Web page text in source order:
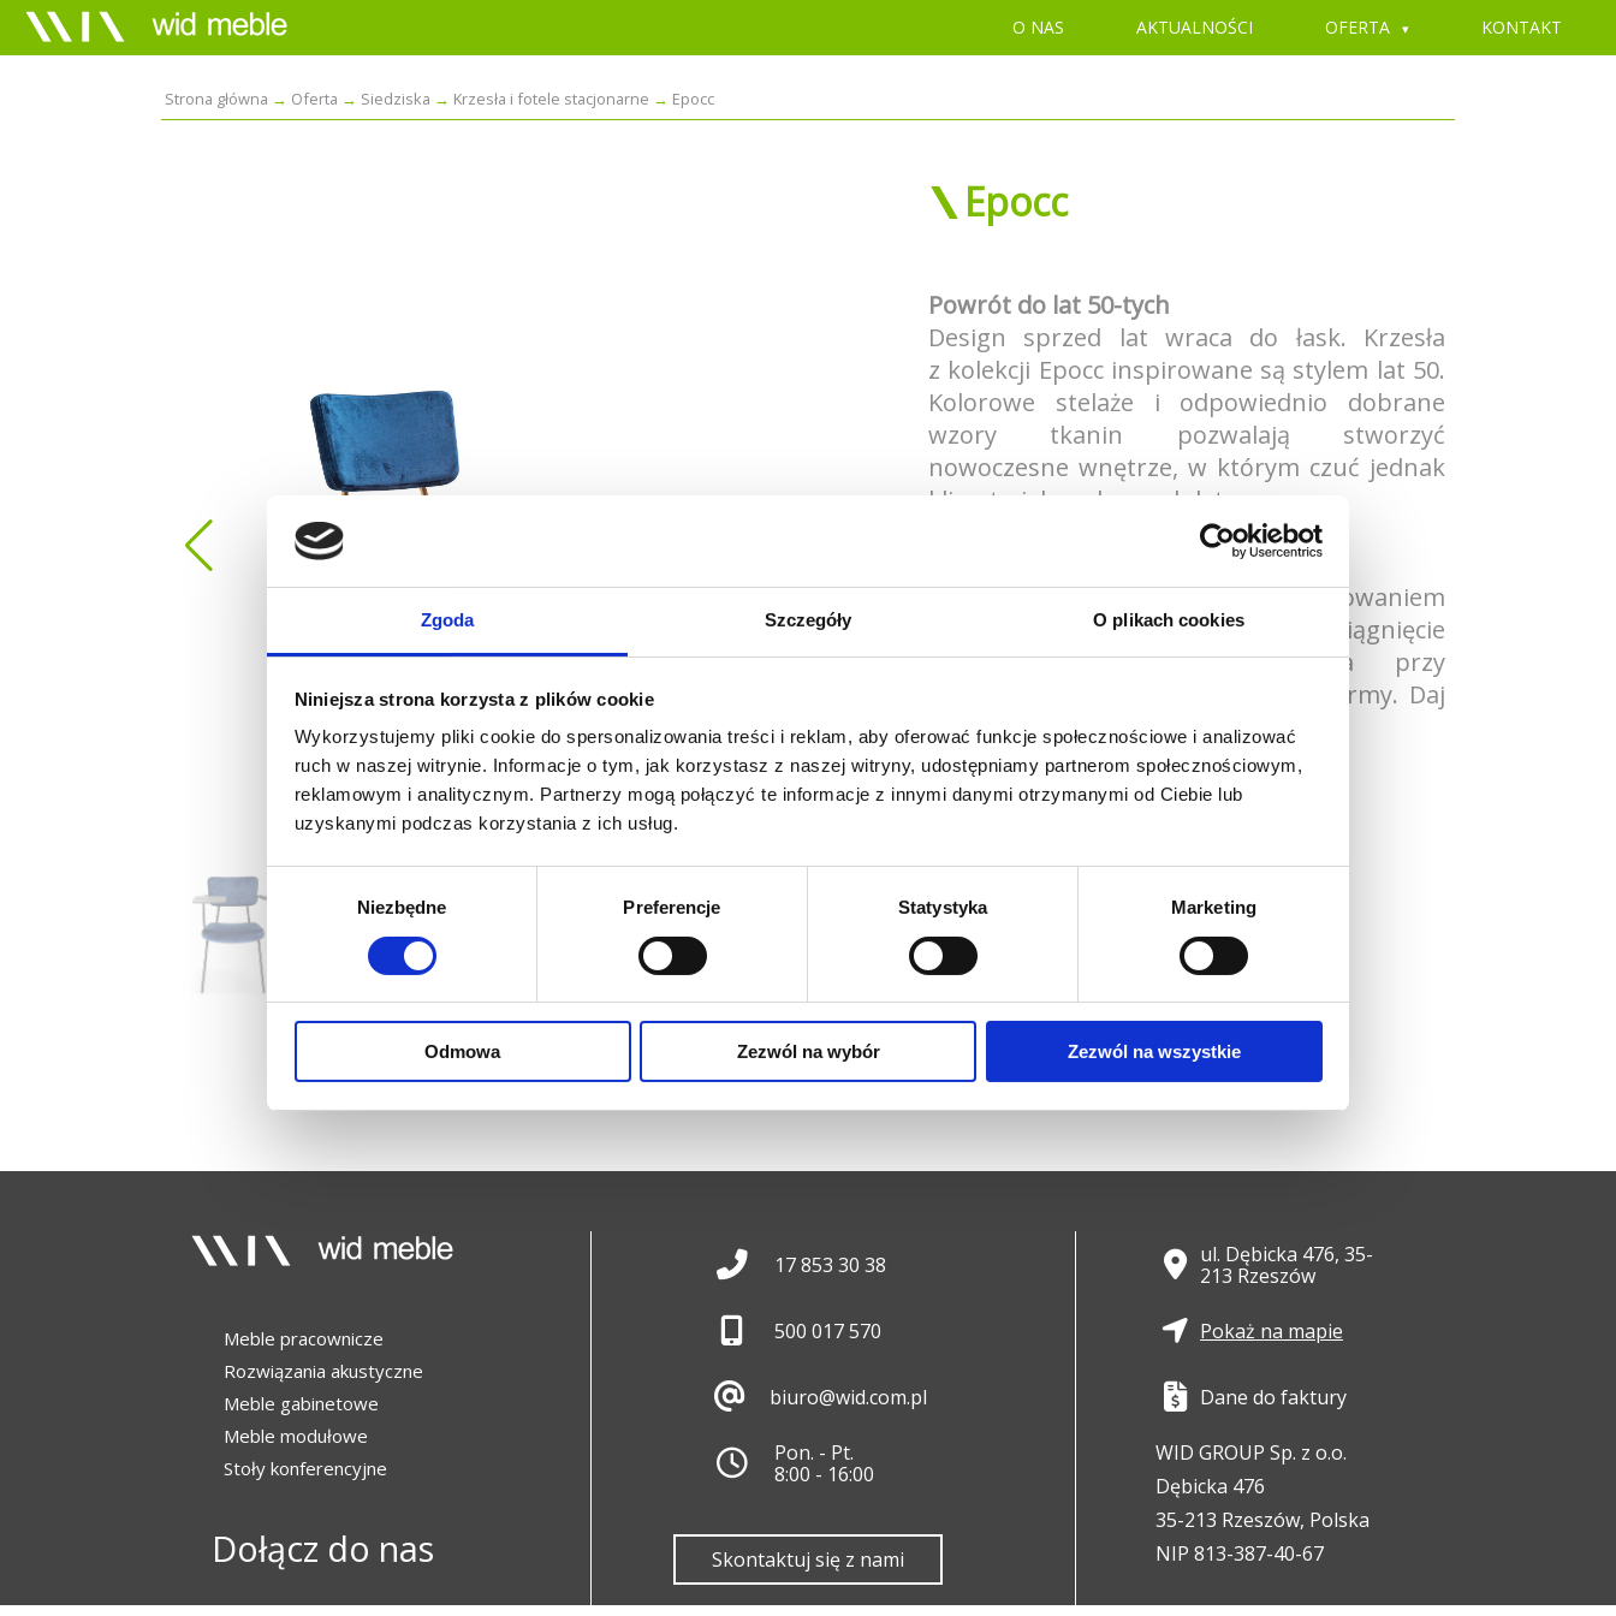
Zgoda Szczegóły O plikach cookies
Niniejsza strona korzysta z plików cookie
Wykorzystujemy pliki cookie do spersonalizowania treści i reklam, aby oferować funkcje społecznościowe i analizować
ruch w naszej witrynie. Informacje o tym, jak korzystasz z naszej witryny, udostępniamy partnerom społecznościowym,
reklamowym i analitycznym. Partnerzy mogą połączyć te informacje z innymi danymi otrzymanymi od Ciebie lub
uzyskanymi podczas korzystania z ich usług.
Niezbędne Preferencje Statystyka Marketing
Odmowa Zezwól na wybór Zezwól na wszystkie
O NAS AKTUALNOŚCI OFERTA KONTAKT
Strona główna Oferta Siedziska Krzesła i fotele stacjonarne Epocc
Epocc
Powrót do lat 50-tych
Design sprzed lat wraca do łask. Krzesła
z kolekcji Epocc inspirowane są stylem lat 50.
Kolorowe stelaże i odpowiednio dobrane
wzory tkanin pozwalają stworzyć
nowoczesne wnętrze, w którym czuć jednak
klimat piękna dawnych lat.
Wygoda tkwi w szczegółach
Ergonomiczna budowa wraz z zachowaniem
szerokiego siedziska pozwalają na osiągnięcie
maksymalnej wygody siedzenia przy
zachowaniu klasycznej i stylowej formy. Daj
się zaskoczyć wygodzie.
Zapytaj o produkt
Meble pracownicze
Rozwiązania akustyczne
Meble gabinetowe
Meble modułowe
Stoły konferencyjne
Dołącz do nas
17 853 30 38
500 017 570
biuro@wid.com.pl
Pon. - Pt.
8:00 - 16:00
Skontaktuj się z nami
ul. Dębicka 476, 35-
213 Rzeszów
Pokaż na mapie
Dane do faktury
WID GROUP Sp. z o.o.
Dębicka 476
35-213 Rzeszów, Polska
NIP 813-387-40-67